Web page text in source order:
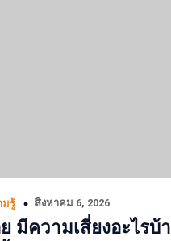
มรู้ สิงหาคม 6, 2026
มีความเสี่ยงอะไรบ้